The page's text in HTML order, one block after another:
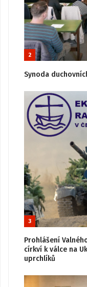
2
Synoda
3
Prohlášení
církví k válce na
uprchlíků